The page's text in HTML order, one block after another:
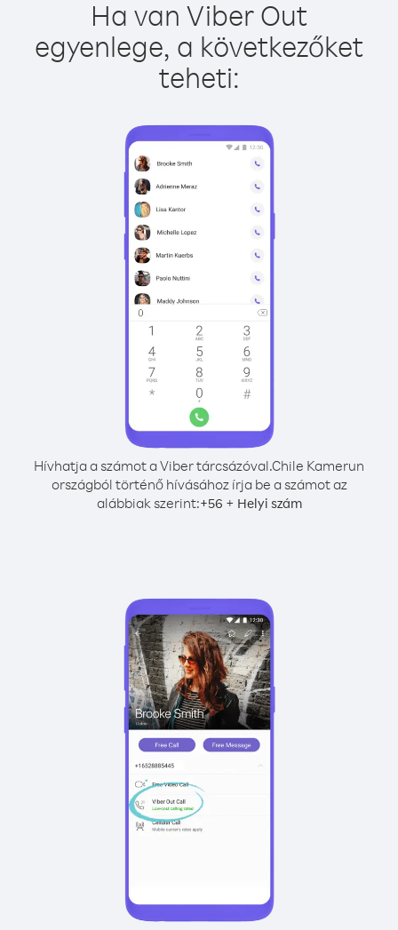
Ha van Viber Out
egyenlege, a következőket
teheti:
Hívhatja a számot a Viber tárcsázóval.Chile Kamerun
országból történő hívásához írja be a számot az
alábbiak szerint:+56 + Helyi szám